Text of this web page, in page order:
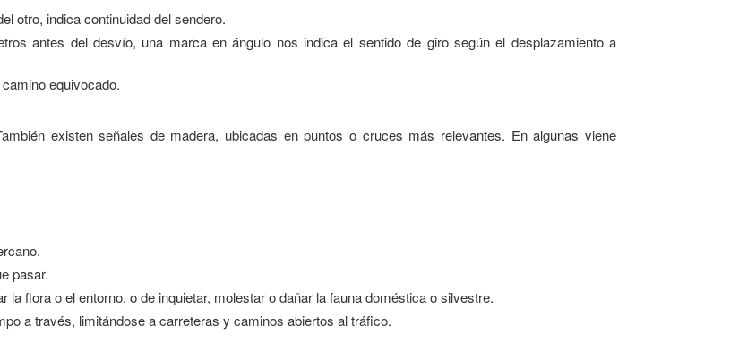
otro, indica continuidad del sendero.
antes del desvío, una marca en ángulo nos indica el sentido de giro según el desplazamiento a
equivocado.
existen señales de madera, ubicadas en puntos o cruces más relevantes. En algunas viene
pasar.
flora o el entorno, o de inquietar, molestar o dañar la fauna doméstica o silvestre.
a través, limitándose a carreteras y caminos abiertos al tráfico.